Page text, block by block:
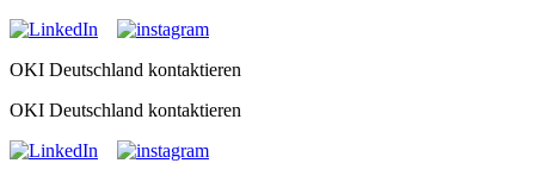
OKI Deutschland kontaktieren
OKI Deutschland kontaktieren